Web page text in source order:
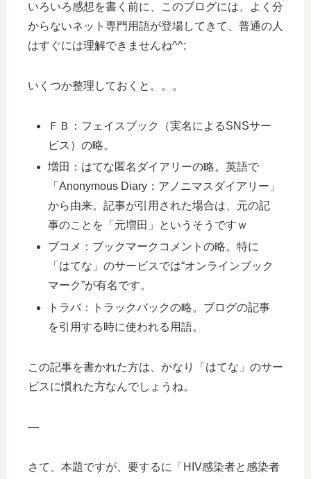
いろいろ感想を書く前に、このブログには、よく分
からないネット専門用語が登場してきて、普通の人
はすぐには理解できませんね^^;
いくつか整理しておくと。。。
ＦＢ：フェイスブック（実名によるSNSサー
ビス）の略。
増田：はてな匿名ダイアリーの略。英語で
「Anonymous Diary：アノニマスダイアリー」
から由来。記事が引用された場合は、元の記
事のことを「元増田」というそうですｗ
ブコメ：ブックマークコメントの略。特に
「はてな」のサービスでは“オンラインブック
マーク”が有名です。
トラバ：トラックバックの略。ブログの記事
を引用する時に使われる用語。
この記事を書かれた方は、かなり「はてな」のサー
ビスに慣れた方なんでしょうね。
—
さて、本題ですが、要するに「HIV感染者と感染者